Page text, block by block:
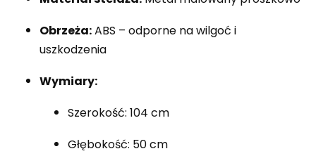
Obrzeża:ABS – odporne na wilgoć i
uszkodzenia
Wymiary:
Szerokość: 104 cm
Głębokość: 50 cm